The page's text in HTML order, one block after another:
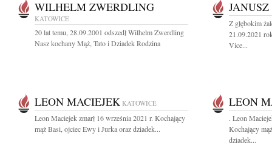
WILHELM ZWERDLING
KATOWICE
20 lat temu, 28.09.2001 odszedł Wilhelm Zwerdling
Nasz kochany Mąż, Tato i Dziadek Rodzina
Z głębokim
21.09.2021
Vice...
LEON MACIEJEK KATOWICE
Leon Maciejek zmarł 16 września 2021 r. Kochający
mąż Basi, ojciec Ewy i Jurka oraz dziadek...
LEON
. Leon
Kochający
dziadek...